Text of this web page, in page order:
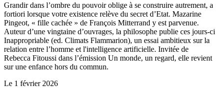
Grandir dans l’ombre du pouvoir oblige à se construire autrement, a
fortiori lorsque votre existence relève du secret d’Etat. Mazarine
Pingeot, « fille cachée » de François Mitterrand y est parvenue.
Auteur d’une vingtaine d’ouvrages, la philosophe publie ces jours-ci
Inappropriable (ed. Climats Flammarion), un essai ambitieux sur la
relation entre l’homme et l'intelligence artificielle. Invitée de
Rebecca Fitoussi dans l’émission Un monde, un regard, elle revient
sur une enfance hors du commun.
Le 1 février 2026